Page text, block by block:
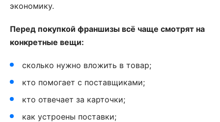
экономику.
Перед покупкой франшизы всё чаще смотрят на
конкретные вещи:
сколько нужно вложить в товар;
кто помогает с поставщиками;
кто отвечает за карточки;
как устроены поставки;